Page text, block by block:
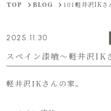
TOP BLOG 101軽井沢IKさ
2025.11.30
スペイン漆喰〜軽井沢IK
軽井沢IKさんの家。